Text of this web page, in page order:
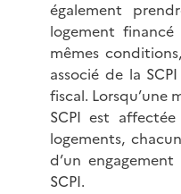
également
logement
mêmes
associé de la
fiscal. Lorsqu’une
SCPI est
logements,
d’un
SCPI.